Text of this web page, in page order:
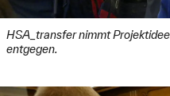
HSA_transfer nimmt
entgegen.